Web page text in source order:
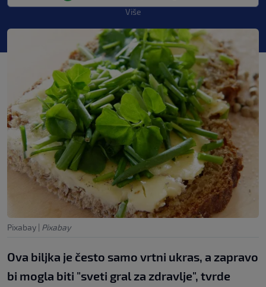
Više
Pixabay | Pixabay
Ova biljka je često samo vrtni ukras, a zapravo
bi mogla biti "sveti gral za zdravlje", tvrde